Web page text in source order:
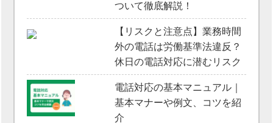
ついて徹底解説！
【リスクと注意点】業務時間
外の電話は労働基準法違反？
休日の電話対応に潜むリスク
電話対応の基本マニュアル｜
基本マナーや例文、コツを紹
介